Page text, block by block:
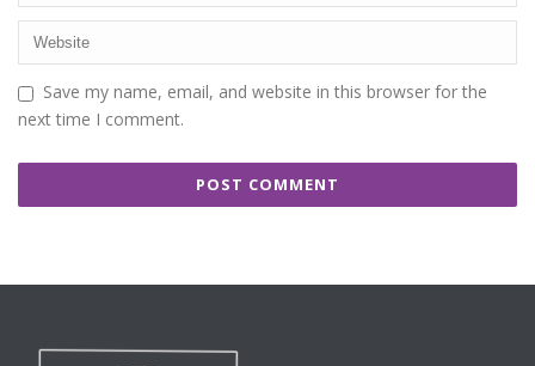
Save my name, email, and website in this browser for the
next time I comment.